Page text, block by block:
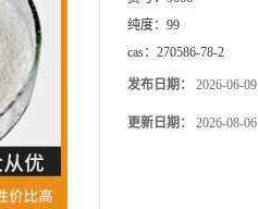
纯度： 99
cas： 270586-78-2
发布日期： 2026-06-09
更新日期： 2026-08-06